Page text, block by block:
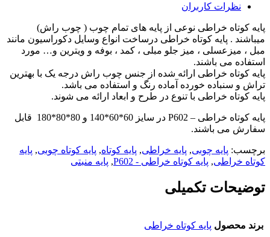
نظرات کاربران
پایه کوتاه خراطی نوعی از پایه های تمام چوب ( چوب راش)
میباشند . پایه کوتاه خراطی درساخت انواع وسایل دکوراسیون مانند
مبل ، میزعسلی ، میز جلو مبلی ، کمد ، بوفه و ویترین و… مورد
استفاده می باشند.
پایه کوتاه خراطی ارائه شده از جنس چوب راش درجه یک با بهترین
تراش و سنباده خورده آماده رنگ و استفاده می باشد.
پایه کوتاه خراطی با تنوع در طرح و ابعاد ارائه می شوند.
پایه کوتاه خراطی – P602 در سایز 60*60*140 و 80*80*180 قابل
سفارش می باشند.
برچسب: پایه چوبی, پایه خراطی, پایه کوتاه, پایه کوتاه چوبی, پایه
کوتاه خراطی, پایه کوتاه خراطی - P602 , پایه منبتی
توضیحات تکمیلی
برند محصول پایه کوتاه خراطی